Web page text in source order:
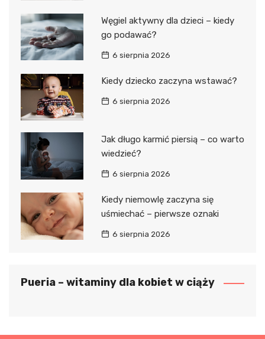
Węgiel aktywny dla dzieci – kiedy
go podawać?
6 sierpnia 2026
Kiedy dziecko zaczyna wstawać?
6 sierpnia 2026
Jak długo karmić piersią – co warto
wiedzieć?
6 sierpnia 2026
Kiedy niemowlę zaczyna się
uśmiechać – pierwsze oznaki
6 sierpnia 2026
Pueria – witaminy dla kobiet w ciąży